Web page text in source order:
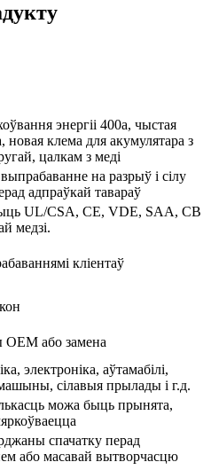
энергіі 400a, чыстая
новая клема для акумулятара з
цалкам з меді
на разрыў і сілу
адпраўкай тавараў
UL/CSA, CE, VDE, SAA, CB
медзі.
кліентаў
або замена
электроніка, аўтамабілі,
сілавыя прылады і г.д.
можа быць прынята,
спачатку перад
або масавай вытворчасцю